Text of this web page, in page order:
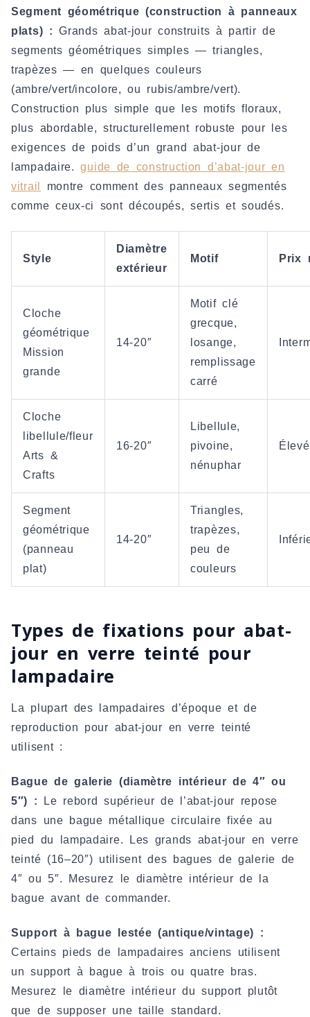
Segment géométrique (construction à panneaux
plats) : Grands abat-jour construits à partir de
segments géométriques simples — triangles,
trapèzes — en quelques couleurs
(ambre/vert/incolore, ou rubis/ambre/vert).
Construction plus simple que les motifs floraux,
plus abordable, structurellement robuste pour les
exigences de poids d’un grand abat-jour de
lampadaire.guide de construction d’abat-jour en
vitrail
montre comment des panneaux segmentés
comme ceux-ci sont découpés, sertis et soudés.
Style
Diamètre
extérieur
Motif Prix
Cloche
géométrique
Mission
grande
14-20″
Motif clé
grecque,
losange,
remplissage
carré
Cloche
libellule/fleur
Arts &
Crafts
16-20″
Libellule,
pivoine,
nénuphar
Segment
géométrique
(panneau
plat)
14-20″
Triangles,
trapèzes,
peu de
couleurs
Types de fixations pour abat-
jour en verre teinté pour
lampadaire
La plupart des lampadaires d’époque et de
reproduction pour abat-jour en verre teinté
utilisent :
Bague de galerie (diamètre intérieur de 4″ ou
5″) : Le rebord supérieur de l’abat-jour repose
dans une bague métallique circulaire fixée au
pied du lampadaire. Les grands abat-jour en verre
teinté (16–20″) utilisent des bagues de galerie de
4″ ou 5″. Mesurez le diamètre intérieur de la
bague avant de commander.
Support à bague lestée (antique/vintage) :
Certains pieds de lampadaires anciens utilisent
un support à bague à trois ou quatre bras.
Mesurez le diamètre intérieur du support plutôt
que de supposer une taille standard.